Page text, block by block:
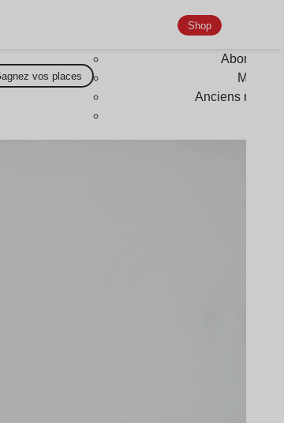
Gagnez vos places
Shop
Anciens